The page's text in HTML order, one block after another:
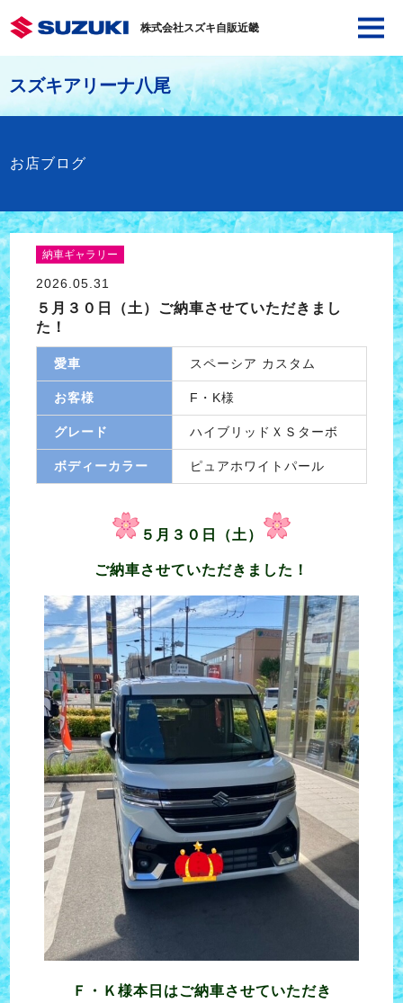
株式会社スズキ自販近畿
スズキアリーナ八尾
お店ブログ
納車ギャラリー
2026.05.31
５月３０日（土）ご納車させていただきまし
た！
愛車 スペーシア カスタム
お客様 F・K様
グレード ハイブリッドＸＳターボ
ボディーカラー ピュアホワイトパール
５月３０日（土）
ご納車させていただきました！
Ｆ・Ｋ様本日はご納車させていただき